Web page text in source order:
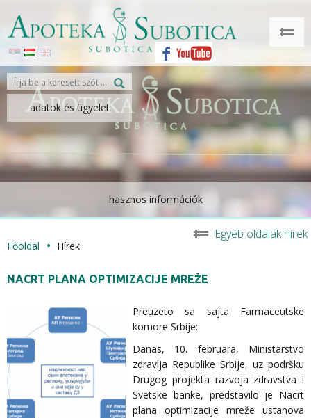
adatok és ügyelet
hasznos információk
Egyéb oldalak hírek
Főoldal Hírek
NACRT PLANA OPTIMIZACIJE MREŽE
Preuzeto sa sajta Farmaceutske
komore Srbije:
Danas, 10. februara, Ministarstvo
zdravlja Republike Srbije, uz podršku
Drugog projekta razvoja zdravstva i
Svetske banke, predstavilo je Nacrt
plana optimizacije mreže ustanova